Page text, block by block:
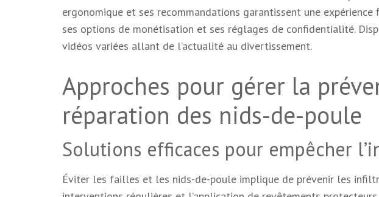
ergonomique et ses recommandations garantissent une
ses options de monétisation et ses réglages de confidentialité.
vidéos variées allant de l’actualité au divertissement.
Approches pour gérer la
réparation des nids-de-poule
Solutions efficaces pour empêcher
Éviter les failles et les nids-de-poule implique de prévenir les